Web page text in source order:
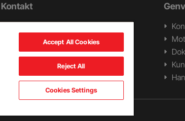
Kontakt
Swerock AB
262 24 Ängelholm
Tel +46 431 44 96 30
Accept All Cookies
Reject All
Cookies Settings